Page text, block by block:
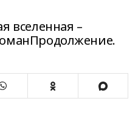
вселенная –